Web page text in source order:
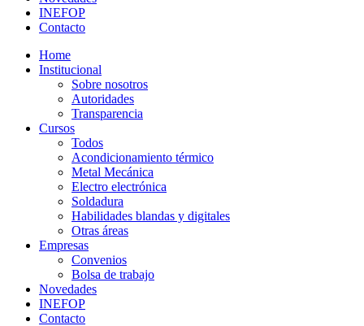
INEFOP
Contacto
Home
Institucional
Sobre nosotros
Autoridades
Transparencia
Cursos
Todos
Acondicionamiento térmico
Metal Mecánica
Electro electrónica
Soldadura
Habilidades blandas y digitales
Otras áreas
Empresas
Convenios
Bolsa de trabajo
Novedades
INEFOP
Contacto